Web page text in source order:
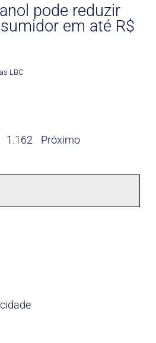
pode reduzir
em até R$
LBC
1.162 Próximo